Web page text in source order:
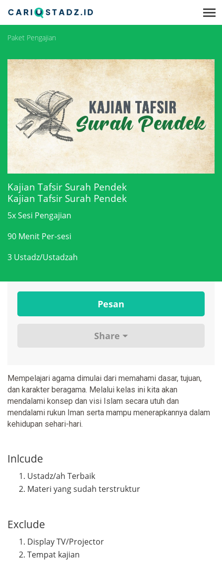
Paket Pengajian
Kajian Tafsir Surah Pendek
Kajian Tafsir Surah Pendek
5x Sesi Pengajian
90 Menit Per-sesi
3 Ustadz/Ustadzah
Pesan
Share
Mempelajari agama dimulai dari memahami dasar, tujuan,
dan karakter beragama. Melalui kelas ini kita akan
mendalami konsep dan visi Islam secara utuh dan
mendalami rukun Iman serta mampu menerapkannya dalam
kehidupan sehari-hari.
Inlcude
Ustadz/ah Terbaik
Materi yang sudah terstruktur
Exclude
Display TV/Projector
Tempat kajian